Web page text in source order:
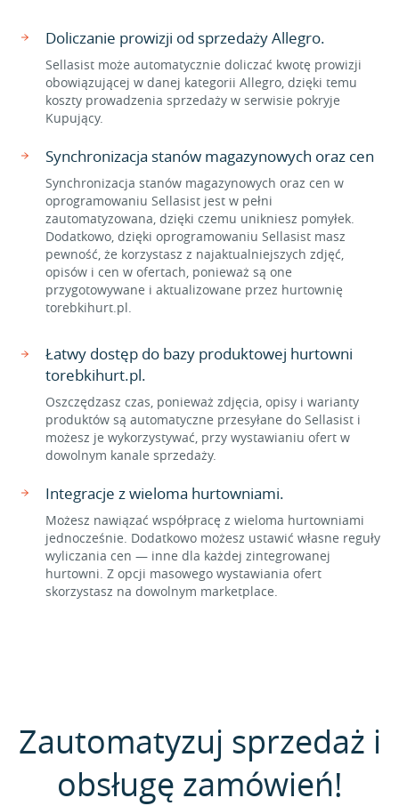
Doliczanie prowizji od sprzedaży Allegro.
Sellasist może automatycznie doliczać kwotę prowizji
obowiązującej w danej kategorii Allegro, dzięki temu
koszty prowadzenia sprzedaży w serwisie pokryje
Kupujący.
Synchronizacja stanów magazynowych oraz cen
Synchronizacja stanów magazynowych oraz cen w
oprogramowaniu Sellasist jest w pełni
zautomatyzowana, dzięki czemu unikniesz pomyłek.
Dodatkowo, dzięki oprogramowaniu Sellasist masz
pewność, że korzystasz z najaktualniejszych zdjęć,
opisów i cen w ofertach, ponieważ są one
przygotowywane i aktualizowane przez hurtownię
torebkihurt.pl.
Łatwy dostęp do bazy produktowej hurtowni
torebkihurt.pl.
Oszczędzasz czas, ponieważ zdjęcia, opisy i warianty
produktów są automatyczne przesyłane do Sellasist i
możesz je wykorzystywać, przy wystawianiu ofert w
dowolnym kanale sprzedaży.
Integracje z wieloma hurtowniami.
Możesz nawiązać współpracę z wieloma hurtowniami
jednocześnie. Dodatkowo możesz ustawić własne reguły
wyliczania cen — inne dla każdej zintegrowanej
hurtowni. Z opcji masowego wystawiania ofert
skorzystasz na dowolnym marketplace.
Zautomatyzuj sprzedaż i
obsługę zamówień!